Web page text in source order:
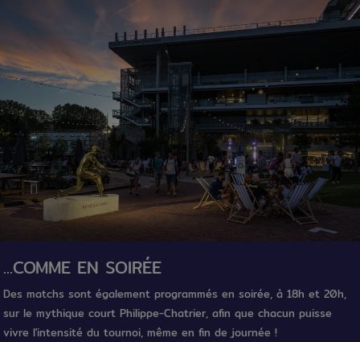
...COMME EN SOIRÉE
Des matchs sont également programmés en soirée, à 18h et 20h,
sur le mythique court Philippe-Chatrier, afin que chacun puisse
vivre l'intensité du tournoi, même en fin de journée !